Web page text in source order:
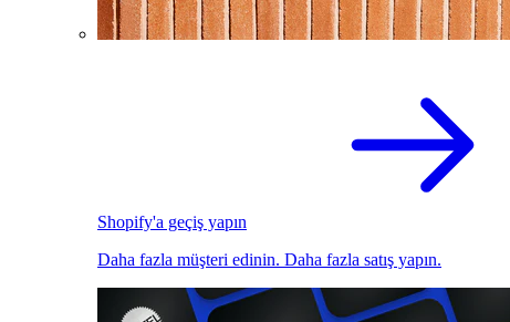
Shopify'a geçiş yapın
Daha fazla müşteri edinin. Daha fazla satış yapın.